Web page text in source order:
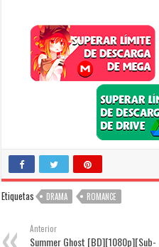
Etiquetas DRAMA ROMANCE
Anterior
Summer Ghost [BD][1080p][Sub-